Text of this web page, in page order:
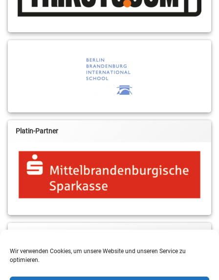
Wir verwenden Cookies, um unsere Website und unseren Service zu
optimieren.
Platin-Partner